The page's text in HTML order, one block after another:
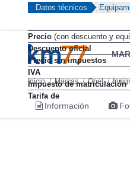
Inicio Marcas Opel
Información
Datos técnicos
Precio (con descuento y
Descuento oficial
Precio sin impuestos
IVA
Impuesto de matriculación
Tarifa de